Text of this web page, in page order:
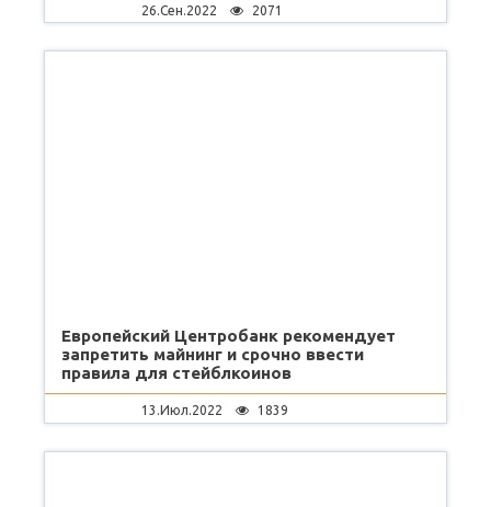
26.Сен.2022 2071
Европейский Центробанк рекомендует
запретить майнинг и срочно ввести
правила для стейблкоинов
13.Июл.2022 1839